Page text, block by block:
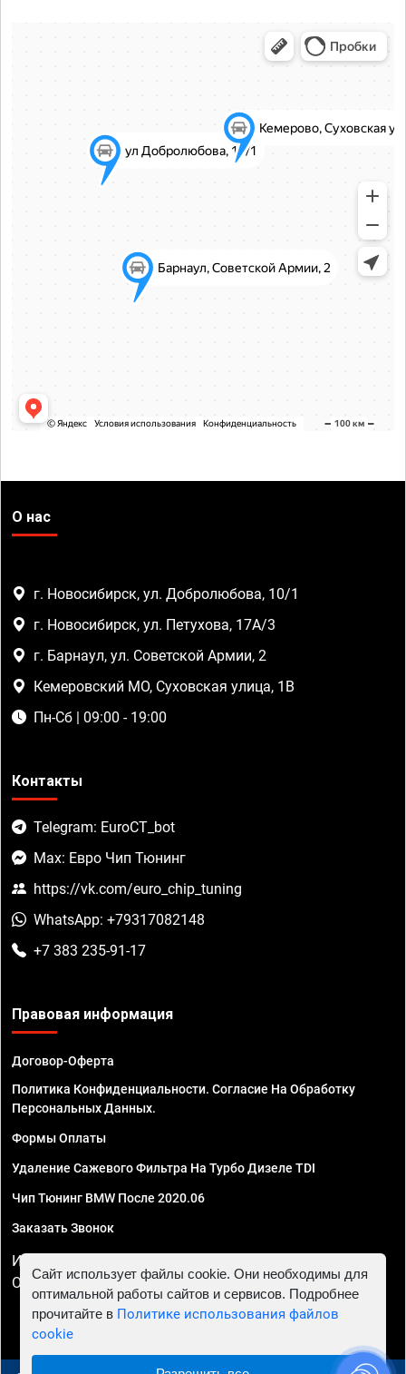
О нас
г. Новосибирск, ул. Добролюбова, 10/1
г. Новосибирск, ул. Петухова, 17А/3
г. Барнаул, ул. Советской Армии, 2
Кемеровский МО, Суховская улица, 1В
Пн-Сб | 09:00 - 19:00
Контакты
Telegram: EuroCT_bot
Max: Евро Чип Тюнинг
https://vk.com/euro_chip_tuning
WhatsApp: +79317082148
+7 383 235-91-17
Правовая информация
Договор-Оферта
Политика Конфиденциальности. Согласие На Обработку
Персональных Данных.
Формы Оплаты
Удаление Сажевого Фильтра На Турбо Дизеле TDI
Чип Тюнинг BMW После 2020.06
Заказать Звонок
ИП Смирнов Георгий Павлович. ИНН 781302555843,
ОГРНИП 324470400032610
Сайт использует файлы cookie. Они необходимы для
оптимальной работы сайтов и сервисов. Подробнее
прочитайте в Политике использования файлов
cookie